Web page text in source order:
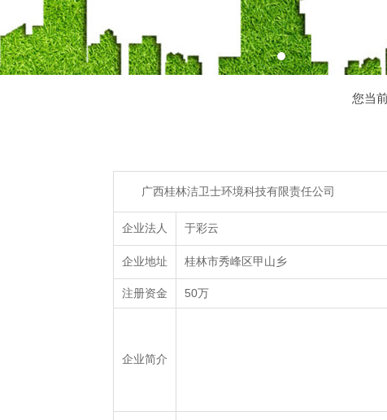
您当
广西桂林洁卫士环境科技有限责任公司
企业法人 于彩云
企业地址 桂林市秀峰区甲山乡
注册资金 50万
企业简介